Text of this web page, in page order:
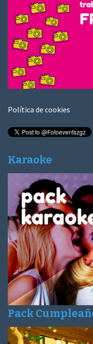
Política de cookies
Karaoke
Pack